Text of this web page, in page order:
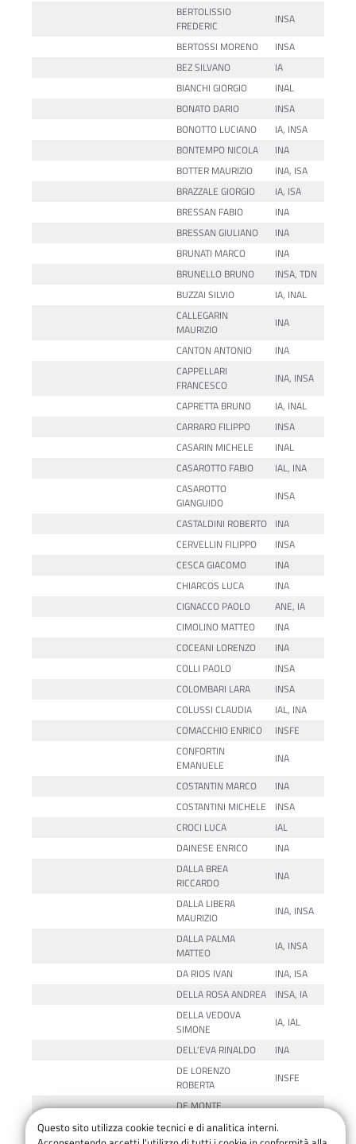
BERTOLISSIO
FREDERIC
INSA
BERTOSSI MORENO
INSA
BEZ SILVANO
IA
BIANCHI GIORGIO
INAL
BONATO DARIO
INSA
BONOTTO LUCIANO
IA, INSA
BONTEMPO NICOLA
INA
BOTTER MAURIZIO
INA, ISA
BRAZZALE GIORGIO
IA, ISA
BRESSAN FABIO
INA
BRESSAN GIULIANO
INA
BRUNATI MARCO
INA
BRUNELLO BRUNO
INSA, TDN
BUZZAI SILVIO
IA, INAL
CALLEGARIN
MAURIZIO
INA
CANTON ANTONIO
INA
CAPPELLARI
FRANCESCO
INA, INSA
CAPRETTA BRUNO
IA, INAL
CARRARO FILIPPO
INSA
CASARIN MICHELE
INAL
CASAROTTO FABIO
IAL, INA
CASAROTTO
GIANGUIDO
INSA
CASTALDINI ROBERTO INA
CERVELLIN FILIPPO
INSA
CESCA GIACOMO
INA
CHIARCOS LUCA
INA
CIGNACCO PAOLO
ANE, IA
CIMOLINO MATTEO
INA
COCEANI LORENZO
INA
COLLI PAOLO
INSA
COLOMBARI LARA
INSA
COLUSSI CLAUDIA
IAL, INA
COMACCHIO ENRICO
INSFE
CONFORTIN
EMANUELE
INA
COSTANTIN MARCO
INA
COSTANTINI MICHELE
INSA
CROCI LUCA
IAL
DAINESE ENRICO
INA
DALLA BREA
RICCARDO
INA
DALLA LIBERA
MAURIZIO
INA, INSA
DALLA PALMA
MATTEO
IA, INSA
DA RIOS IVAN
INA, ISA
DELLA ROSA ANDREA
INSA, IA
DELLA VEDOVA
SIMONE
IA, IAL
DELL’EVA RINALDO
INA
DE LORENZO
ROBERTA
INSFE
DE MONTE
MASSIMILIANO
INSA
DE ROSSI DARIO
INA
Questo sito utilizza cookie tecnici e di analitica interni.